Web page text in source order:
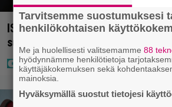
IS: Hjalliksen ja Jasminen häissä
supertähti
Tarvitsemme suostumuksesi
henkilökohtaisen
Me ja huolellisesti valitsemamme88
hyödynnämme henkilötietoja
käyttäjäkokemuksen sekä
mainoksia.
Hyväksymällä suostut tietojesi